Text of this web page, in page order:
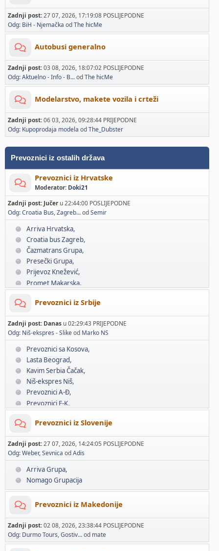
Zadnji post:27 07, 2026, 17:19:08 POSLIJEPODNE
Odg: BiH - Njemačka odThe hicMe
Autobusi generalno
Zadnji post:03 08, 2026, 18:07:02 POSLIJEPODNE
Odg: Aktuelno - Info - B...odThe hicMe
Modelarstvo, makete vozila i crteži
Zadnji post:06 03, 2026, 09:28:44 PRIJEPODNE
Odg: Kupoprodaja modela odThe_Dubster
Prevoznici iz ostalih država
Prevoznici iz Hrvatske
Moderator: Doki21
Zadnji post: Jučeru 22:44:00 POSLIJEPODNE
Odg: Croatia Bus, Zagreb...odSemir
Arriva Hrvatska
Croatia bus Zagreb
Čazmatrans Grupa
Presečki Grupa
Prijevoz Knežević
Promet Makarska
Vincek Autobusi
Prevoznici A-Đ
Prevoznici E-K
Prevoznici L-P
Prevoznici R-Ž
Prevoznici iz Srbije
Zadnji post: Danas u 02:29:43 PRIJEPODNE
Odg: Niš-ekspres - Slikeod Marko NS
Prevoznici sa Kosova
Lasta Beograd
Kavim Serbia Čačak
Niš-ekspres Niš
Prevoznici A-Đ
Prevoznici E-K
Prevoznici R-Ž
Prevoznici iz Slovenije
Zadnji post:27 07, 2026, 14:24:05 POSLIJEPODNE
Odg: Weber, Sevnica odAdis
Arriva Grupa
Nomago Grupacija
Prevoznici iz Makedonije
Zadnji post:02 08, 2026, 23:38:44 POSLIJEPODNE
Odg: Durmo Tours, Gostiv...od mate